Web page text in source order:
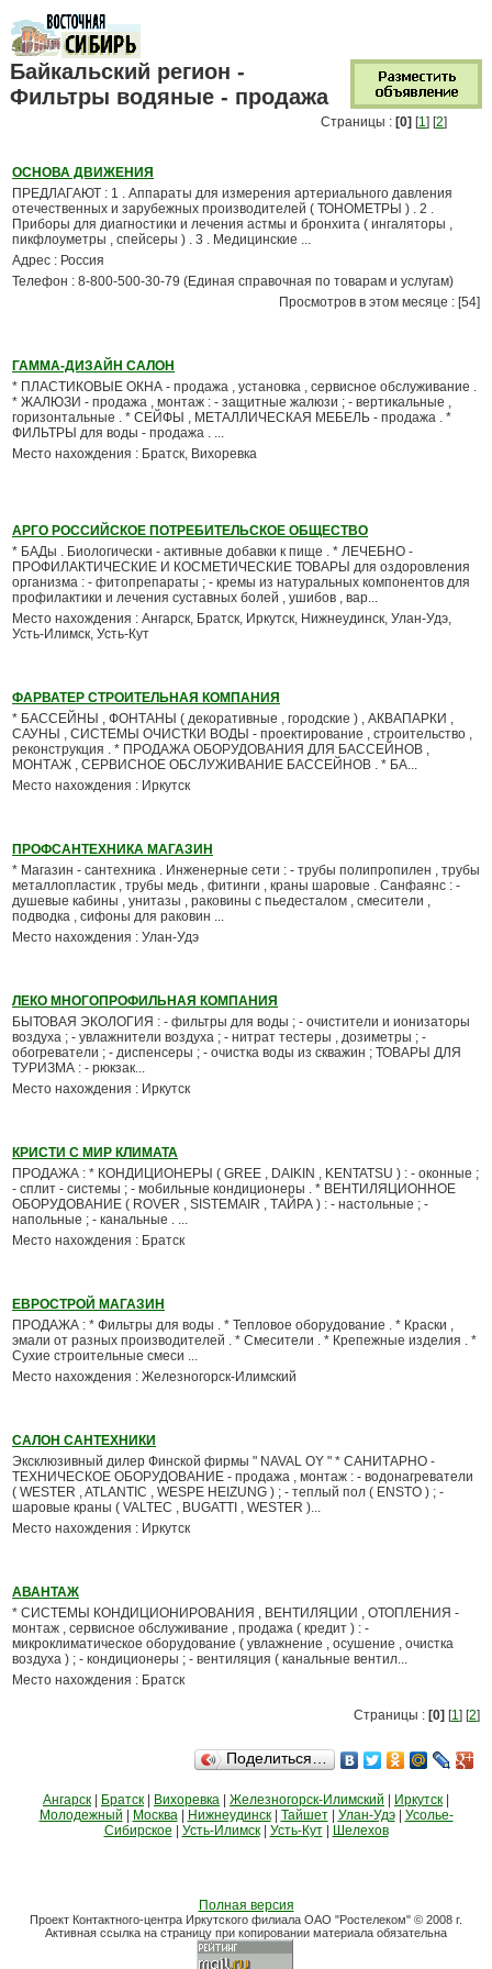
Байкальский регион -
Фильтры водяные - продажа
Страницы : [0] [1] [2]
ОСНОВА ДВИЖЕНИЯ
ПРЕДЛАГАЮТ : 1 . Аппараты для измерения артериального давления
отечественных и зарубежных производителей ( ТОНОМЕТРЫ ) . 2 .
Приборы для диагностики и лечения астмы и бронхита ( ингаляторы ,
пикфлоуметры , спейсеры ) . 3 . Медицинские ...
Адрес : Россия
Телефон : 8-800-500-30-79 (Единая справочная по товарам и услугам)
Просмотров в этом месяце : [54]
ГАММА-ДИЗАЙН САЛОН
* ПЛАСТИКОВЫЕ ОКНА - продажа , установка , сервисное обслуживание .
* ЖАЛЮЗИ - продажа , монтаж : - защитные жалюзи ; - вертикальные ,
горизонтальные . * СЕЙФЫ , МЕТАЛЛИЧЕСКАЯ МЕБЕЛЬ - продажа . *
ФИЛЬТРЫ для воды - продажа . ...
Место нахождения : Братск, Вихоревка
АРГО РОССИЙСКОЕ ПОТРЕБИТЕЛЬСКОЕ ОБЩЕСТВО
* БАДы . Биологически - активные добавки к пище . * ЛЕЧЕБНО -
ПРОФИЛАКТИЧЕСКИЕ И КОСМЕТИЧЕСКИЕ ТОВАРЫ для оздоровления
организма : - фитопрепараты ; - кремы из натуральных компонентов для
профилактики и лечения суставных болей , ушибов , вар...
Место нахождения : Ангарск, Братск, Иркутск, Нижнеудинск, Улан-Удэ,
Усть-Илимск, Усть-Кут
ФАРВАТЕР СТРОИТЕЛЬНАЯ КОМПАНИЯ
* БАССЕЙНЫ , ФОНТАНЫ ( декоративные , городские ) , АКВАПАРКИ ,
САУНЫ , СИСТЕМЫ ОЧИСТКИ ВОДЫ - проектирование , строительство ,
реконструкция . * ПРОДАЖА ОБОРУДОВАНИЯ ДЛЯ БАССЕЙНОВ ,
МОНТАЖ , СЕРВИСНОЕ ОБСЛУЖИВАНИЕ БАССЕЙНОВ . * БА...
Место нахождения : Иркутск
ПРОФСАНТЕХНИКА МАГАЗИН
* Магазин - сантехника . Инженерные сети : - трубы полипропилен , трубы
металлопластик , трубы медь , фитинги , краны шаровые . Санфаянс : -
душевые кабины , унитазы , раковины с пьедесталом , смесители ,
подводка , сифоны для раковин ...
Место нахождения : Улан-Удэ
ЛЕКО МНОГОПРОФИЛЬНАЯ КОМПАНИЯ
БЫТОВАЯ ЭКОЛОГИЯ : - фильтры для воды ; - очистители и ионизаторы
воздуха ; - увлажнители воздуха ; - нитрат тестеры , дозиметры ; -
обогреватели ; - диспенсеры ; - очистка воды из скважин ; ТОВАРЫ ДЛЯ
ТУРИЗМА : - рюкзак...
Место нахождения : Иркутск
КРИСТИ С МИР КЛИМАТА
ПРОДАЖА : * КОНДИЦИОНЕРЫ ( GREE , DAIKIN , KENTATSU ) : - оконные ;
- сплит - системы ; - мобильные кондиционеры . * ВЕНТИЛЯЦИОННОЕ
ОБОРУДОВАНИЕ ( ROVER , SISTEMAIR , ТАЙРА ) : - настольные ; -
напольные ; - канальные . ...
Место нахождения : Братск
ЕВРОСТРОЙ МАГАЗИН
ПРОДАЖА : * Фильтры для воды . * Тепловое оборудование . * Краски ,
эмали от разных производителей . * Смесители . * Крепежные изделия . *
Сухие строительные смеси ...
Место нахождения : Железногорск-Илимский
САЛОН САНТЕХНИКИ
Эксклюзивный дилер Финской фирмы " NAVAL OY " * САНИТАРНО -
ТЕХНИЧЕСКОЕ ОБОРУДОВАНИЕ - продажа , монтаж : - водонагреватели
( WESTER , ATLANTIC , WESPE HEIZUNG ) ; - теплый пол ( ENSTO ) ; -
шаровые краны ( VALTEC , BUGATTI , WESTER )...
Место нахождения : Иркутск
АВАНТАЖ
* СИСТЕМЫ КОНДИЦИОНИРОВАНИЯ , ВЕНТИЛЯЦИИ , ОТОПЛЕНИЯ -
монтаж , сервисное обслуживание , продажа ( кредит ) : -
микроклиматическое оборудование ( увлажнение , осушение , очистка
воздуха ) ; - кондиционеры ; - вентиляция ( канальные вентил...
Место нахождения : Братск
Страницы : [0] [1] [2]
Поделиться…
Ангарск Братск Вихоревка Железногорск-Илимский Иркутск
Молодежный
Москва| Нижнеудинск| Тайшет| Улан-Удэ| Усолье-
Сибирское
Усть-Илимск| Усть-Кут| Шелехов
Полная версия
Проект Контактного-центра Иркутского филиала ОАО "Ростелеком" © 2008 г.
Активная ссылка на страницу при копировании материала обязательна